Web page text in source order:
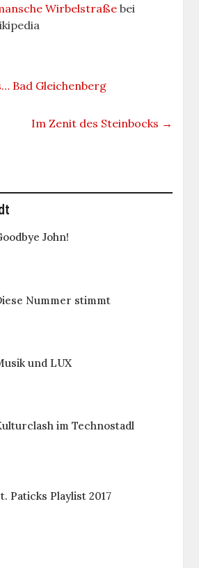
Wirbelstraße bei
Bad Gleichenberg
Im Zenit des Steinbocks →
John!
Nummer stimmt
und LUX
im Technostadl
Paticks Playlist 2017